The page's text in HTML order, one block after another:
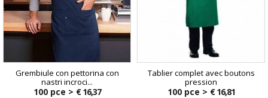
Grembiule con pettorina con
nastri incroci...
100 pce > € 16,37
Tablier complet avec boutons
pression
100 pce > € 16,81